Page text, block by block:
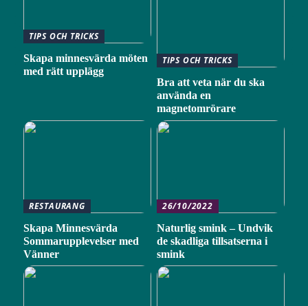
TIPS OCH TRICKS
Skapa minnesvärda möten
med rätt upplägg
TIPS OCH TRICKS
Bra att veta när du ska
använda en
magnetomrörare
RESTAURANG
Skapa Minnesvärda
Sommarupplevelser med
Vänner
26/10/2022
Naturlig smink – Undvik
de skadliga tillsatserna i
smink